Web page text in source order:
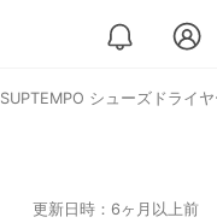
SUPTEMPO シューズドライ
更新日時：6ヶ月以上前